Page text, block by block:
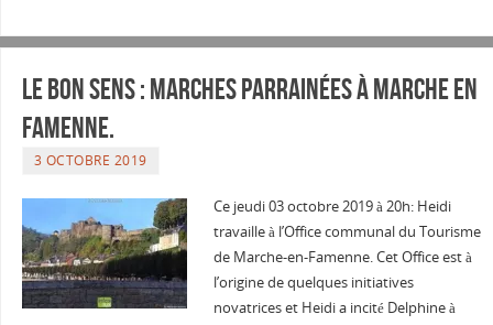
Le Bon sens : marches parrainées à Marche en
Famenne.
3 OCTOBRE 2019
Ce jeudi 03 octobre 2019 à 20h: Heidi
travaille à l’Office communal du Tourisme
de Marche-en-Famenne. Cet Office est à
l’origine de quelques initiatives
novatrices et Heidi a incité Delphine à